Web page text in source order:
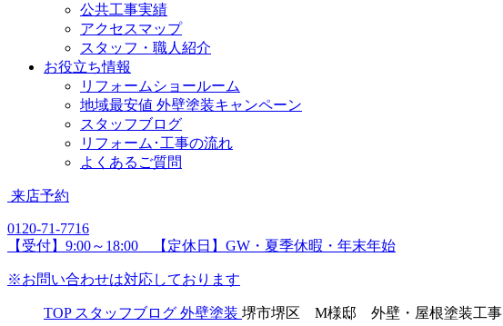
公共工事実績
アクセスマップ
スタッフ・職人紹介
お役立ち情報
リフォームショールーム
地域最安値 外壁塗装キャンペーン
スタッフブログ
リフォーム･工事の流れ
よくあるご質問
来店予約
0120-71-7716
【受付】9:00～18:00 【定休日】GW・夏季休暇・年末年始
※お問い合わせは対応しております
TOP スタッフブログ 外壁塗装 堺市堺区 M様邸 外壁・屋根塗装工事